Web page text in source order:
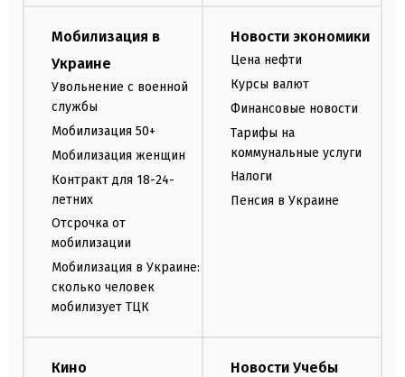
Мобилизация в
Украине
Увольнение с военной
службы
Мобилизация 50+
Мобилизация женщин
Контракт для 18-24-
летних
Отсрочка от
мобилизации
Мобилизация в Украине:
сколько человек
мобилизует ТЦК
Новости экономики
Цена нефти
Курсы валют
Финансовые новости
Тарифы на
коммунальные услуги
Налоги
Пенсия в Украине
Кино Новости Учебы